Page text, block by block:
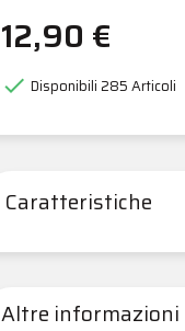
12,90 €
 Disponibili285 Articoli
Caratteristiche
Altre informazioni